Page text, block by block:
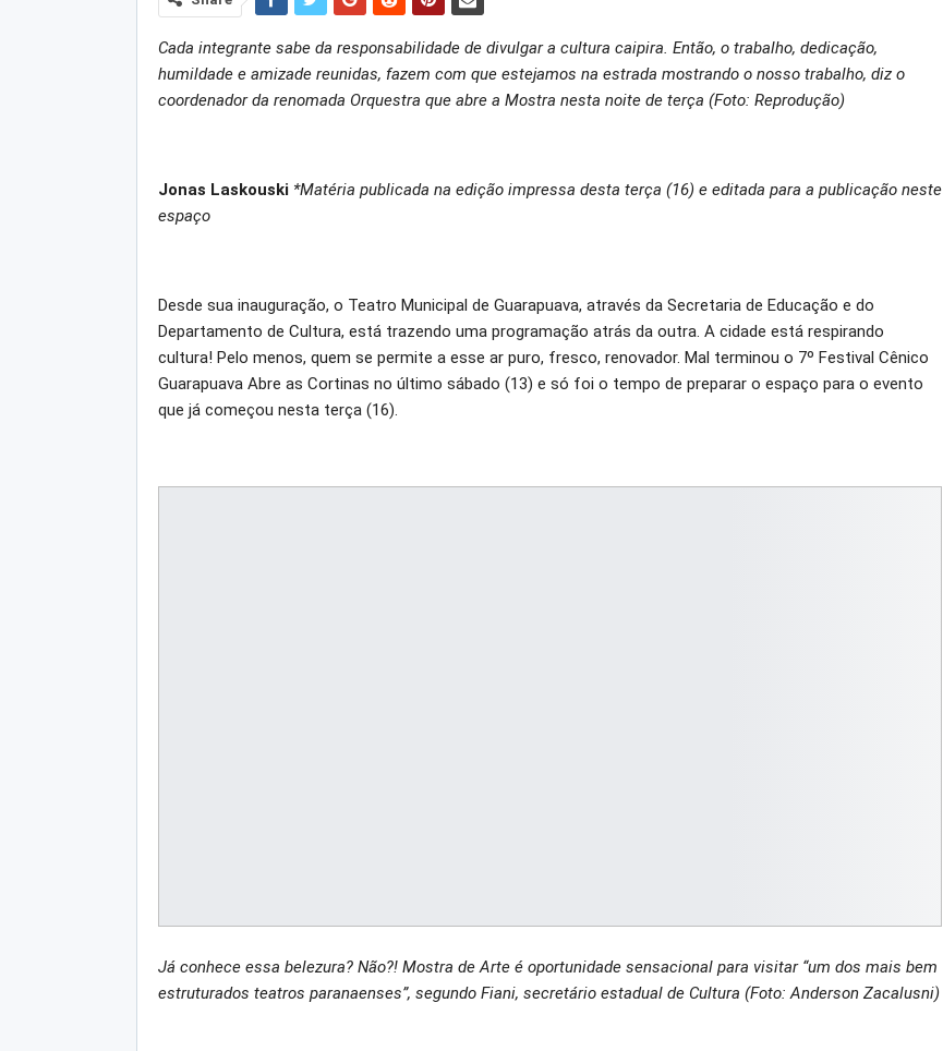
Cada integrante sabe da responsabilidade de divulgar a cultura caipira. Então, o trabalho, dedicação,
humildade e amizade reunidas, fazem com que estejamos na estrada mostrando o nosso trabalho, diz o
coordenador da renomada Orquestra que abre a Mostra nesta noite de terça (Foto: Reprodução)
Jonas Laskouski *Matéria publicada na edição impressa desta terça (16) e editada para a publicação neste
espaço
Desde sua inauguração, o Teatro Municipal de Guarapuava, através da Secretaria de Educação e do
Departamento de Cultura, está trazendo uma programação atrás da outra. A cidade está respirando
cultura! Pelo menos, quem se permite a esse ar puro, fresco, renovador. Mal terminou o 7º Festival Cênico
Guarapuava Abre as Cortinas no último sábado (13) e só foi o tempo de preparar o espaço para o evento
que já começou nesta terça (16).
Já conhece essa belezura? Não?! Mostra de Arte é oportunidade sensacional para visitar “um dos mais bem
estruturados teatros paranaenses”, segundo Fiani, secretário estadual de Cultura (Foto: Anderson Zacalusni)